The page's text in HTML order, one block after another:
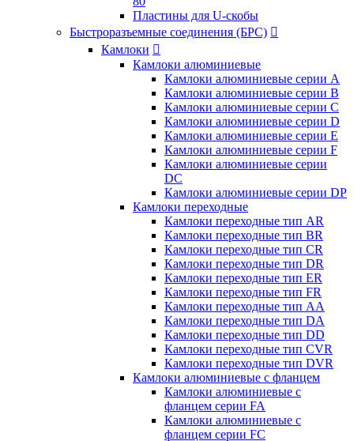
Пластины для U-скобы
Быстроразъемные соединения (БРС) 
Камлоки 
Камлоки алюминиевые
Камлоки алюминиевые серии А
Камлоки алюминиевые серии B
Камлоки алюминиевые серии C
Камлоки алюминиевые серии D
Камлоки алюминиевые серии E
Камлоки алюминиевые серии F
Камлоки алюминиевые серии
DC
Камлоки алюминиевые серии DP
Камлоки переходные
Камлоки переходные тип AR
Камлоки переходные тип BR
Камлоки переходные тип CR
Камлоки переходные тип DR
Камлоки переходные тип ER
Камлоки переходные тип FR
Камлоки переходные тип AA
Камлоки переходные тип DA
Камлоки переходные тип DD
Камлоки переходные тип CVR
Камлоки переходные тип DVR
Камлоки алюминиевые с фланцем
Камлоки алюминиевые с
фланцем серии FA
Камлоки алюминиевые с
фланцем серии FC